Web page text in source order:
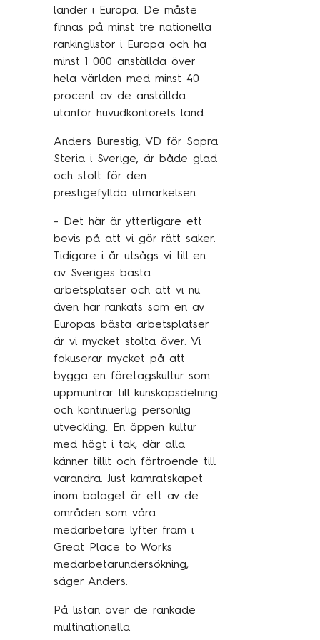
Traineeprogram
Meet the team
Aktuellt
Pressmeddelanden
Insikter
Event & webinars
Pressmeddelanden
Rapporter
Det digitala undret
Kontakta oss
länder i Europa. De måste
finnas på minst tre nationella
rankinglistor i Europa och ha
minst 1 000 anställda över
hela världen med minst 40
procent av de anställda
utanför huvudkontorets land.
Anders Burestig, VD för Sopra
Steria i Sverige, är både glad
och stolt för den
prestigefyllda utmärkelsen.
- Det här är ytterligare ett
bevis på att vi gör rätt saker.
Tidigare i år utsågs vi till en
av Sveriges bästa
arbetsplatser och att vi nu
även har rankats som en av
Europas bästa arbetsplatser
är vi mycket stolta över. Vi
fokuserar mycket på att
bygga en företagskultur som
uppmuntrar till kunskapsdelning
och kontinuerlig personlig
utveckling. En öppen kultur
med högt i tak, där alla
känner tillit och förtroende till
varandra. Just kamratskapet
inom bolaget är ett av de
områden som våra
medarbetare lyfter fram i
Great Place to Works
medarbetarundersökning,
säger Anders.
På listan över de rankade
multinationella